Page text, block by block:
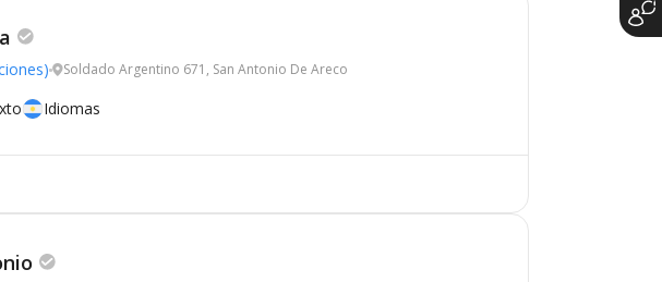
Soldado Argentino 671, San Antonio De Areco
Idiomas